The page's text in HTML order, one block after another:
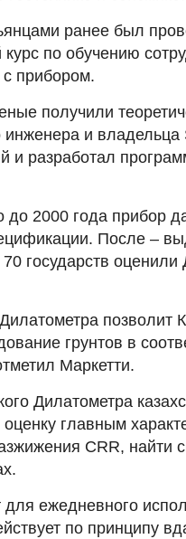
ранее был
по обучению
с прибором.
получили
инженера и
и разработал
до 2000 года прибор
После –
государств
позволит
грунтов в
Маркетти.
Дилатометра
главным
CRR, найти
ежедневного
по принципу